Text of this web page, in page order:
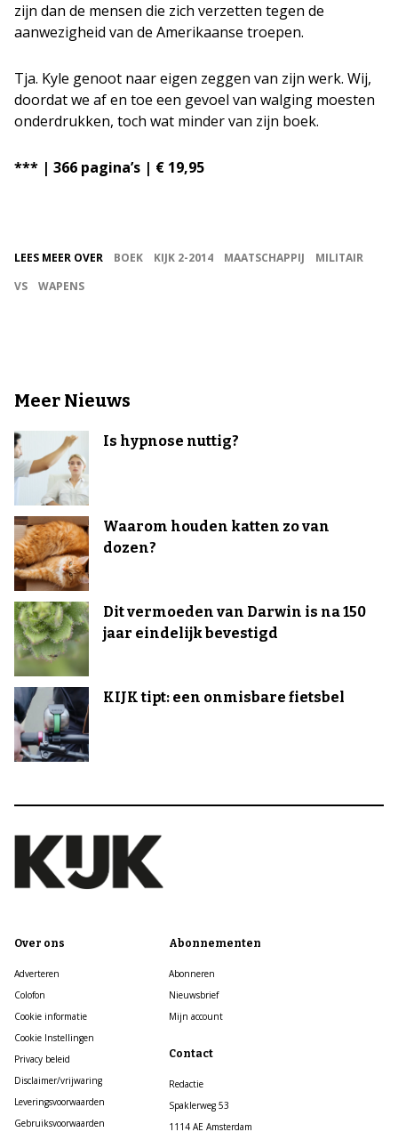
zijn dan de mensen die zich verzetten tegen de
aanwezigheid van de Amerikaanse troepen.
Tja. Kyle genoot naar eigen zeggen van zijn werk. Wij,
doordat we af en toe een gevoel van walging moesten
onderdrukken, toch wat minder van zijn boek.
*** | 366 pagina’s | € 19,95
LEES MEER OVER BOEK KIJK 2-2014 MAATSCHAPPIJ
MILITAIR
VS
WAPENS
Meer Nieuws
Is hypnose nuttig?
Waarom houden katten zo van
dozen?
Dit vermoeden van Darwin is na 150
jaar eindelijk bevestigd
KIJK tipt: een onmisbare fietsbel
Over ons
Adverteren
Colofon
Cookie informatie
Cookie Instellingen
Privacy beleid
Disclaimer/vrijwaring
Leveringsvoorwaarden
Gebruiksvoorwaarden
Abonnementen
Abonneren
Nieuwsbrief
Mijn account
Contact
Redactie
Spaklerweg 53
1114 AE Amsterdam